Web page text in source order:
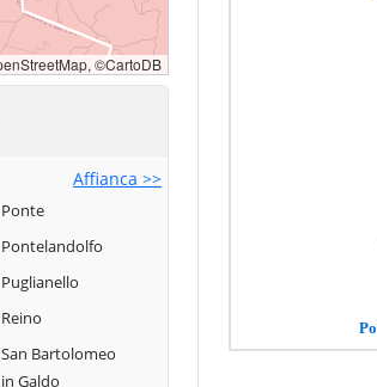
Affianca >>
Ponte
Pontelandolfo
Puglianello
Reino
San Bartolomeo
in Galdo